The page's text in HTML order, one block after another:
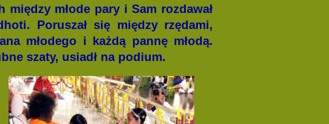
między młode pary i Sam rozdawał
Poruszał się między rzędami,
młodego i każdą pannę młodą.
szaty, usiadł na podium.